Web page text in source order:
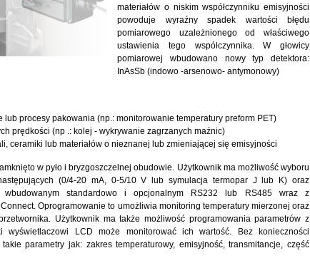
materiałów o niskim współczynniku emisyjności
powoduje wyraźny spadek wartości błędu
pomiarowego uzależnionego od właściwego
ustawienia tego współczynnika. W głowicy
pomiarowej wbudowano nowy typ detektora:
InAsSb (indowo -arsenowo- antymonowy)
procesy pakowania (np.: monitorowanie temperatury preform PET)
prędkości (np .: kolej - wykrywanie zagrzanych maźnic)
ceramiki lub materiałów o nieznanej lub zmieniającej się emisyjności
w pyło i bryzgoszczelnej obudowie. Użytkownik ma możliwość wyboru
(0/4-20 mA, 0-5/10 V lub symulacja termopar J lub K) oraz
standardowo i opcjonalnym RS232 lub RS485 wraz z
Oprogramowanie to umożliwia monitoring temperatury mierzonej oraz
Użytkownik ma także możliwość programowania parametrów z
wyświetlaczowi LCD może monitorować ich wartość. Bez konieczności
parametry jak: zakres temperaturowy, emisyjność, transmitancje, część